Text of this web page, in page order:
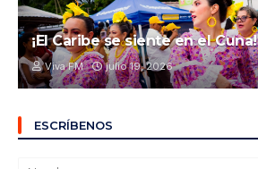
¡El Caribe se siente en el Cuna!
Viva FM julio 19, 2026
ESCRÍBENOS